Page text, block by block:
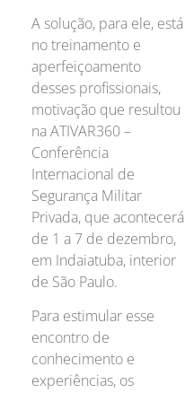
A solução, para ele, está
no treinamento e
aperfeiçoamento
desses profissionais,
motivação que resultou
na ATIVAR360 –
Conferência
Internacional de
Segurança Militar
Privada, que acontecerá
de 1 a 7 de dezembro,
em Indaiatuba, interior
de São Paulo.
Para estimular esse
encontro de
conhecimento e
experiências, os